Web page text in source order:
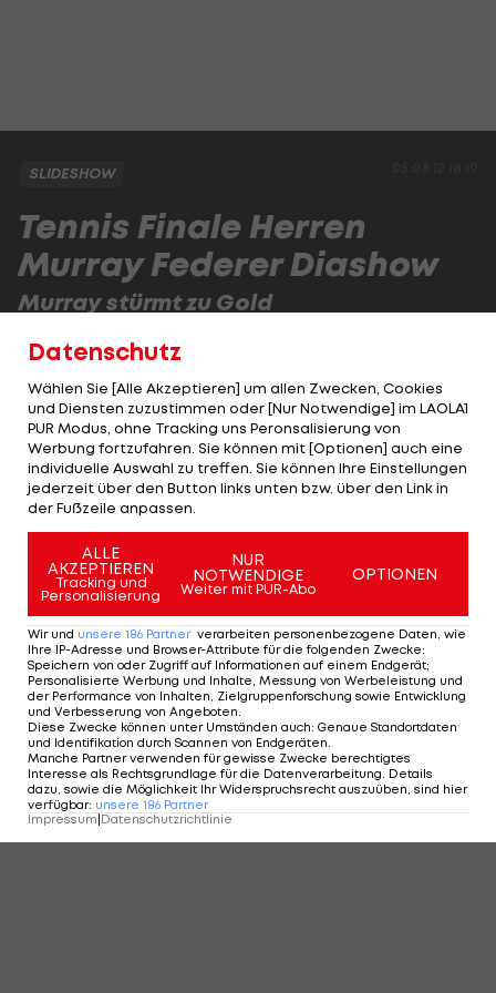
SLIDESHOW
Tennis Finale Herren
Murray Federer Diashow
Murray stürmt zu Gold
Riesen-Jubel bei Andy Murray! Der Brite hält dem
Finale in Wimbledon.
1 VON 26
KOMMENTARE
Datenschutz
Wählen Sie [Alle Akzeptieren] um allen Zwecken, Cookies
und Diensten zuzustimmen oder [Nur Notwendige] im LAOLA1
PUR Modus, ohne Tracking uns Peronsalisierung von
Werbung fortzufahren. Sie können mit [Optionen] auch eine
individuelle Auswahl zu treffen. Sie können Ihre Einstellungen
jederzeit über den Button links unten bzw. über den Link in
der Fußzeile anpassen.
ALLE
AKZEPTIEREN
Tracking und
Personalisierung
NUR
NOTWENDIGE
Weiter mit PUR-Abo
OPTIONEN
Wir und unsere 186 Partner verarbeiten personenbezogene Daten, wie
Ihre IP-Adresse und Browser-Attribute für die folgenden Zwecke:
Speichern von oder Zugriff auf Informationen auf einem Endgerät;
Personalisierte Werbung und Inhalte, Messung von Werbeleistung und
der Performance von Inhalten, Zielgruppenforschung sowie Entwicklung
und Verbesserung von Angeboten
Diese Zwecke können unter Umständen auch: Genaue Standortdaten
und Identifikation durch Scannen von Endgeräten
Manche Partner verwenden für gewisse Zwecke berechtigtes
Interesse als Rechtsgrundlage für die Datenverarbeitung. Details
dazu, sowie die Möglichkeit Ihr Widerspruchsrecht auszuüben, sind hier
verfügbar: unsere 186 Partner
Impressum|Datenschutzrichtlinie